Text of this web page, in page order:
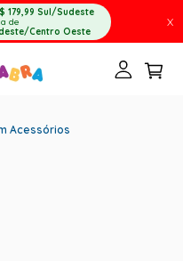
179,99 Sul/Sudeste
de
Centro Oeste
X
Acessórios